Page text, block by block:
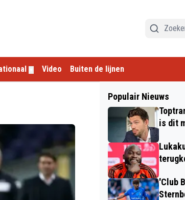
Video Buiten de lijnen
Populair Nieuws
is dit
'Club